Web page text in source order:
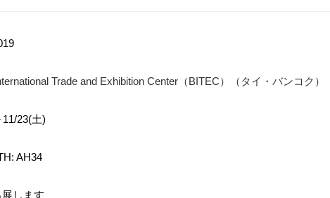
Trade and Exhibition Center（BITEC）（タイ・バンコク）
23(土)
AH34
展します